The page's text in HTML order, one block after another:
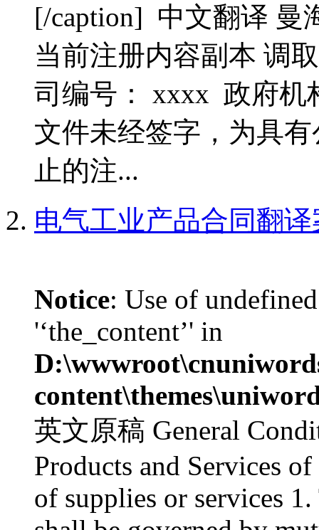
[/caption] 中文翻译 曼
当前注册内容副本 调
司编号： xxxx 政府机
文件未经签字，为具
止的注...
电气工业产品合同翻
Notice: Use of
'‘the_content’' in
英文原稿 General
Products and Services
of supplies or services